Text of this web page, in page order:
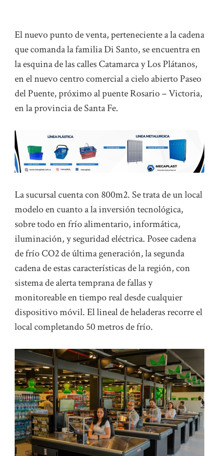
El nuevo punto de venta, perteneciente a la cadena
que comanda la familia Di Santo, se encuentra en
la esquina de las calles Catamarca y Los Plátanos,
en el nuevo centro comercial a cielo abierto Paseo
del Puente, próximo al puente Rosario – Victoria,
en la provincia de Santa Fe.
La sucursal cuenta con 800m2. Se trata de un local
modelo en cuanto a la inversión tecnológica,
sobre todo en frío alimentario, informática,
iluminación, y seguridad eléctrica. Posee cadena
de frío CO2 de última generación, la segunda
cadena de estas características de la región, con
sistema de alerta temprana de fallas y
monitoreable en tiempo real desde cualquier
dispositivo móvil. El lineal de heladeras recorre el
local completando 50 metros de frío.